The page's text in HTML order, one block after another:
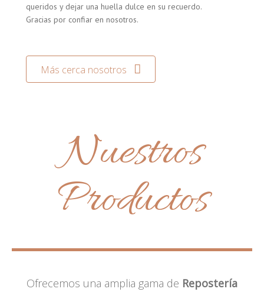
queridos y dejar una huella dulce en su recuerdo.
Gracias por confiar en nosotros.
Más cerca nosotros
Nuestros
Productos
Ofrecemos una amplia gama de Repostería